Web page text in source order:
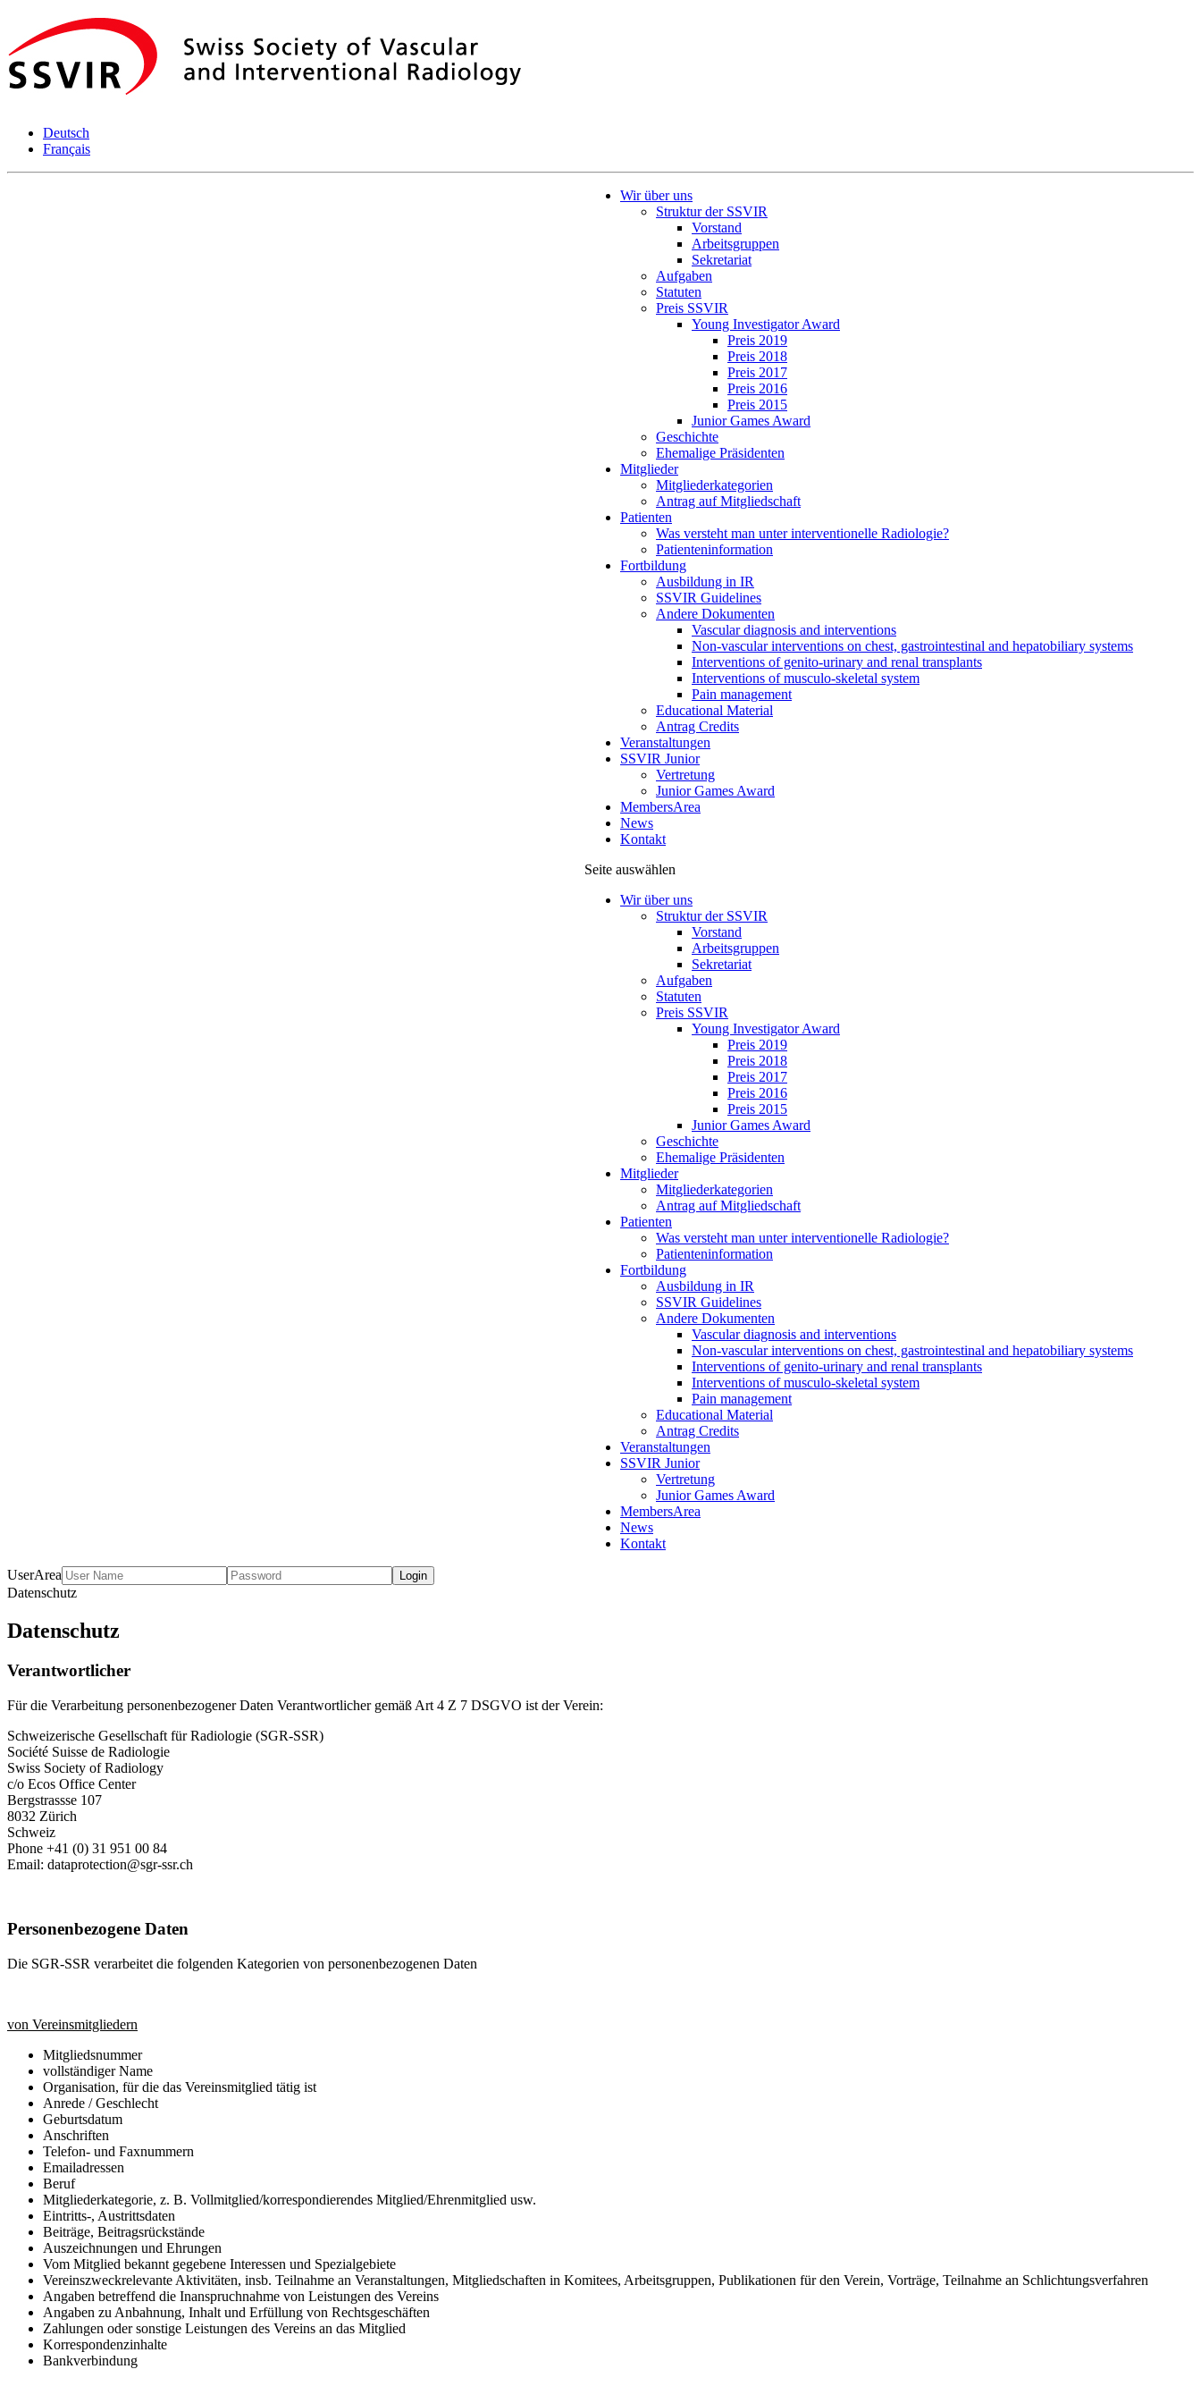
Deutsch
Français
Wir über uns
Struktur der SSVIR
Vorstand
Arbeitsgruppen
Sekretariat
Aufgaben
Statuten
Preis SSVIR
Young Investigator Award
Preis 2019
Preis 2018
Preis 2017
Preis 2016
Preis 2015
Junior Games Award
Geschichte
Ehemalige Präsidenten
Mitglieder
Mitgliederkategorien
Antrag auf Mitgliedschaft
Patienten
Was versteht man unter interventionelle Radiologie?
Patienteninformation
Fortbildung
Ausbildung in IR
SSVIR Guidelines
Andere Dokumenten
Vascular diagnosis and interventions
Non-vascular interventions on chest, gastrointestinal and hepatobiliary systems
Interventions of genito-urinary and renal transplants
Interventions of musculo-skeletal system
Pain management
Educational Material
Antrag Credits
Veranstaltungen
SSVIR Junior
Vertretung
Junior Games Award
MembersArea
News
Kontakt
Seite auswählen
Wir über uns
Struktur der SSVIR
Vorstand
Arbeitsgruppen
Sekretariat
Aufgaben
Statuten
Preis SSVIR
Young Investigator Award
Preis 2019
Preis 2018
Preis 2017
Preis 2016
Preis 2015
Junior Games Award
Geschichte
Ehemalige Präsidenten
Mitglieder
Mitgliederkategorien
Antrag auf Mitgliedschaft
Patienten
Was versteht man unter interventionelle Radiologie?
Patienteninformation
Fortbildung
Ausbildung in IR
SSVIR Guidelines
Andere Dokumenten
Vascular diagnosis and interventions
Non-vascular interventions on chest, gastrointestinal and hepatobiliary systems
Interventions of genito-urinary and renal transplants
Interventions of musculo-skeletal system
Pain management
Educational Material
Antrag Credits
Veranstaltungen
SSVIR Junior
Vertretung
Junior Games Award
MembersArea
News
Kontakt
UserArea
Datenschutz
Datenschutz
Verantwortlicher
Für die Verarbeitung personenbezogener Daten Verantwortlicher gemäß Art 4 Z 7 DSGVO ist der Verein:
Schweizerische Gesellschaft für Radiologie (SGR-SSR)
Société Suisse de Radiologie
Swiss Society of Radiology
c/o Ecos Office Center
Bergstrassse 107
8032 Zürich
Schweiz
Phone +41 (0) 31 951 00 84
Email: dataprotection@sgr-ssr.ch
Personenbezogene Daten
Die SGR-SSR verarbeitet die folgenden Kategorien von personenbezogenen Daten
von Vereinsmitgliedern
Mitgliedsnummer
vollständiger Name
Organisation, für die das Vereinsmitglied tätig ist
Anrede / Geschlecht
Geburtsdatum
Anschriften
Telefon- und Faxnummern
Emailadressen
Beruf
Mitgliederkategorie, z. B. Vollmitglied/korrespondierendes Mitglied/Ehrenmitglied usw.
Eintritts-, Austrittsdaten
Beiträge, Beitragsrückstände
Auszeichnungen und Ehrungen
Vom Mitglied bekannt gegebene Interessen und Spezialgebiete
Vereinszweckrelevante Aktivitäten, insb. Teilnahme an Veranstaltungen, Mitgliedschaften in Komitees, Arbeitsgruppen, Publikationen für den Verein, Vorträge, Teilnahme an Schlichtungsverfahren
Angaben betreffend die Inanspruchnahme von Leistungen des Vereins
Angaben zu Anbahnung, Inhalt und Erfüllung von Rechtsgeschäften
Zahlungen oder sonstige Leistungen des Vereins an das Mitglied
Korrespondenzinhalte
Bankverbindung